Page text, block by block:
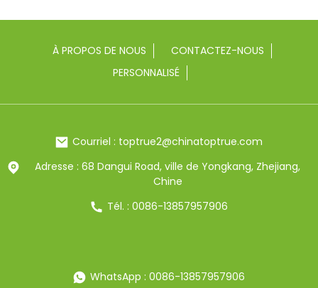
À PROPOS DE NOUS
CONTACTEZ-NOUS
PERSONNALISÉ
Courriel : toptrue2@chinatoptrue.com
Adresse : 68 Dangui Road, ville de Yongkang, Zhejiang,
Chine
Tél. : 0086-13857957906
WhatsApp : 0086-13857957906